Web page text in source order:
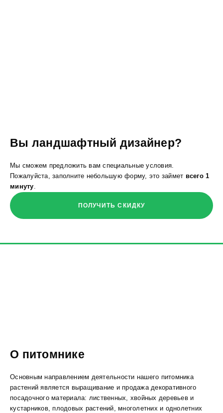
Вы ландшафтный дизайнер?
Мы сможем предложить вам специальные условия.
Пожалуйста, заполните небольшую форму, это займет всего 1
минуту
ПОЛУЧИТЬ СКИДКУ
О питомнике
Основным направлением деятельности нашего питомника
растений является выращивание и продажа декоративного
посадочного материала: лиственных, хвойных деревьев и
кустарников, плодовых растений, многолетних и однолетних